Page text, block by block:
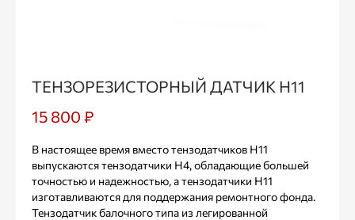
ТЕНЗОРЕЗИСТОРНЫЙ ДАТЧИК Н11
15 800 ₽
В настоящее время вместо тензодатчиков Н11
выпускаются тензодатчики Н4, обладающие большей
точностью и надежностью, а тензодатчики Н11
изготавливаются для поддержания ремонтного фонда.
Тензодатчик балочного типа из легированной